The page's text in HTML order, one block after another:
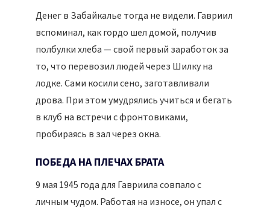
Денег в Забайкалье тогда не видели. Гавриил
вспоминал, как гордо шел домой, получив
полбулки хлеба — свой первый заработок за
то, что перевозил людей через Шилку на
лодке. Сами косили сено, заготавливали
дрова. При этом умудрялись учиться и бегать
в клуб на встречи с фронтовиками,
пробираясь в зал через окна.
ПОБЕДА НА ПЛЕЧАХ БРАТА
9 мая 1945 года для Гавриила совпало с
личным чудом. Работая на износе, он упал с